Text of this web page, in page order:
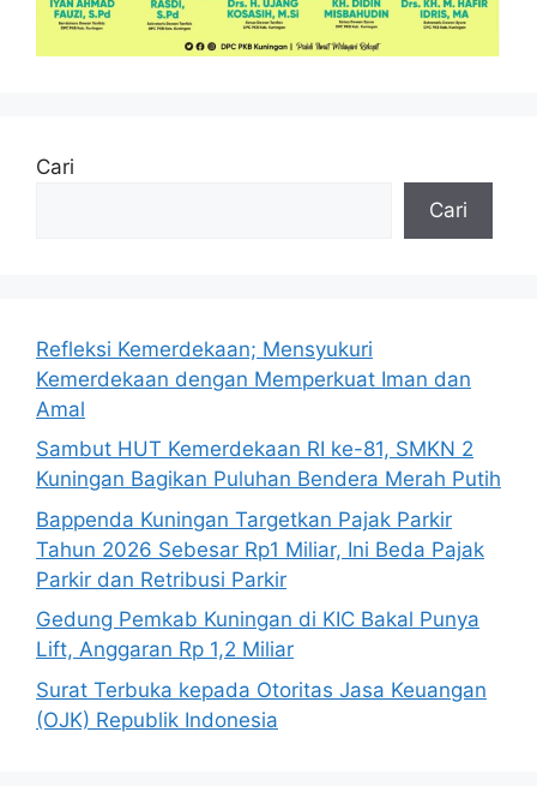
Cari
Cari
Refleksi Kemerdekaan; Mensyukuri
Kemerdekaan dengan Memperkuat Iman dan
Amal
Sambut HUT Kemerdekaan RI ke-81, SMKN 2
Kuningan Bagikan Puluhan Bendera Merah Putih
Bappenda Kuningan Targetkan Pajak Parkir
Tahun 2026 Sebesar Rp1 Miliar, Ini Beda Pajak
Parkir dan Retribusi Parkir
Gedung Pemkab Kuningan di KIC Bakal Punya
Lift, Anggaran Rp 1,2 Miliar
Surat Terbuka kepada Otoritas Jasa Keuangan
(OJK) Republik Indonesia